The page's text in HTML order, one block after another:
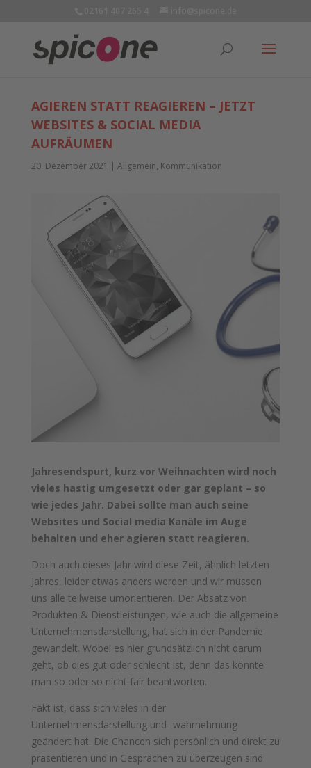
AGIEREN STATT REAGIEREN – JETZT
WEBSITES & SOCIAL MEDIA
AUFRÄUMEN
20. Dezember 2021 | Allgemein, Kommunikation
Jahresendspurt, kurz vor Weihnachten wird noch
vieles hastig umgesetzt oder gar geplant – so
wie jedes Jahr. Dabei sollte man auch seine
Websites und Social media Kanäle im Auge
behalten und eher agieren statt reagieren.
Doch auch dieses Jahr wird diese Zeit, ähnlich letzten
Jahres, leider etwas anders werden und wir müssen
uns alle teilweise umorientieren. Der Absatz von
Produkten & Dienstleistungen, wie auch die allgemeine
Unternehmensdarstellung, hat sich in der Pandemie
gewandelt. Wobei es hier grundsätzlich nicht darum
geht, ob dies gut oder schlecht ist, denn das könnte
man so oder so nicht fair beantworten.
Fakt ist, dass sich vieles in der
Unternehmensdarstellung und -wahrnehmung
geändert hat. Die Chancen sich persönlich und direkt zu
präsentieren und in Gesprächen zu überzeugen sind